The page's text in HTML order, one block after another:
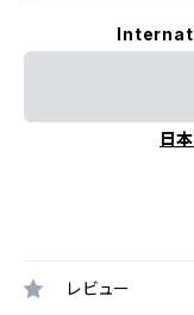
日
レビュー